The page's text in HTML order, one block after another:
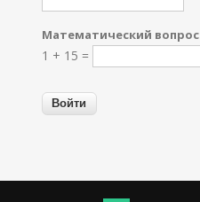
Математический вопрос
1 + 15 =